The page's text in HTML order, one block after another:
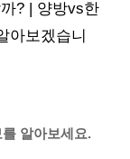
? | 양방vs한
아보겠습니
알아보세요.